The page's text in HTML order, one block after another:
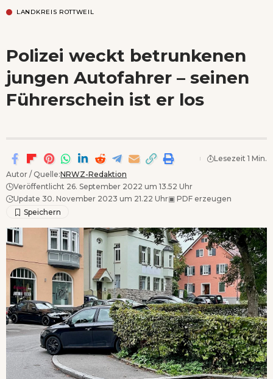
LANDKREIS ROTTWEIL
Polizei weckt betrunkenen
jungen Autofahrer – seinen
Führerschein ist er los
Autor / Quelle:NRWZ-Redaktion
Veröffentlicht 26. September 2022 um 13.52 Uhr
Update 30. November 2023 um 21.22 Uhr▣ PDF erzeugen
Lesezeit 1 Min.